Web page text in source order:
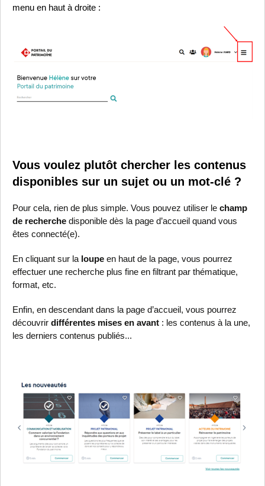
menu en haut à droite :
Vous voulez plutôt chercher les contenus
disponibles sur un sujet ou un mot-clé ?
Pour cela, rien de plus simple. Vous pouvez utiliser le champ
de recherche disponible dès la page d’accueil quand vous
êtes connecté(e).
En cliquant sur la loupe en haut de la page, vous pourrez
effectuer une recherche plus fine en filtrant par thématique,
format, etc.
Enfin, en descendant dans la page d’accueil, vous pourrez
découvrir différentes mises en avant : les contenus à la une,
les derniers contenus publiés...